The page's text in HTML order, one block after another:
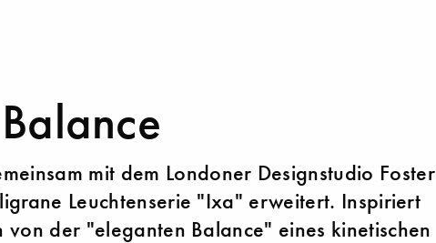
mit dem Londoner Designstudio Foster
Leuchtenserie "Ixa" erweitert. Inspiriert
von der "eleganten Balance" eines kinetischen